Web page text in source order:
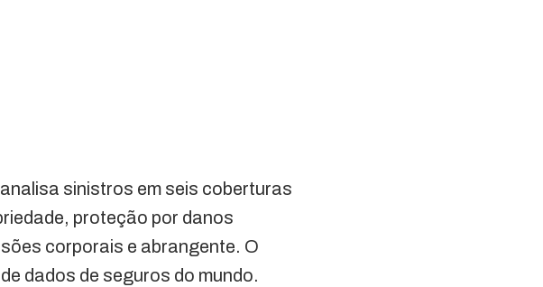
sinistros em seis coberturas
proteção por danos
corporais e abrangente. O
dados de seguros do mundo.